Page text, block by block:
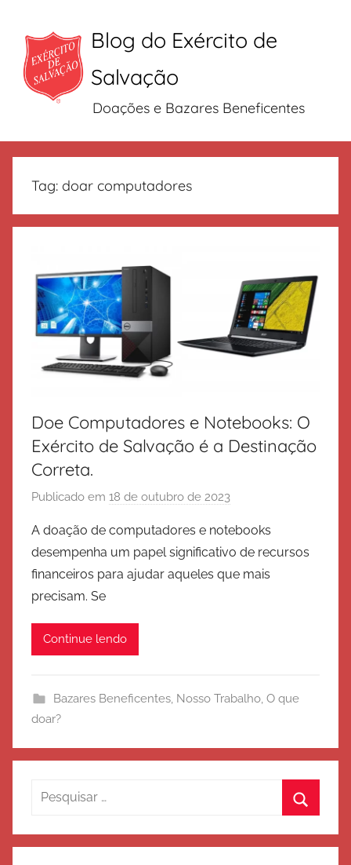
conteúdo
Blog do Exército de
Salvação
Doações e Bazares Beneficentes
Tag: doar computadores
Doe Computadores e Notebooks: O
Exército de Salvação é a Destinação
Correta.
Publicado em 18 de outubro de 2023
r
E
x
o
S
a
A doação de computadores e notebooks
desempenha um papel significativo de recursos
financeiros para ajudar aqueles que mais
precisam. Se
Continue lendo
Bazares Beneficentes, Nosso Trabalho, O que
doar?
Pesquisar